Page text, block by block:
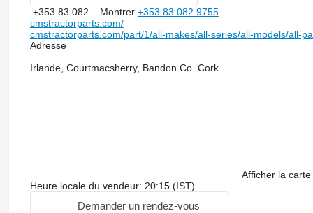
+353 83 082... Montrer +353 83 082 9755
cmstractorparts.com/
cmstractorparts.com/part/1/all-makes/all-series/all-models/all-
Adresse
Irlande, Courtmacsherry, Bandon Co. Cork
Afficher la carte
Heure locale du vendeur: 20:15 (IST)
Demander un rendez-vous